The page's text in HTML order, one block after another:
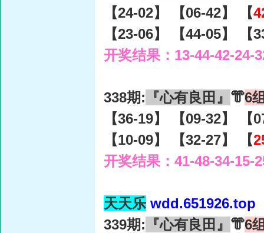
【24-02】 【06-42】 【
【23-06】 【44-05】 【
开奖结果：13-44-42-24-
338期: 『心有良田』 👘6
【36-19】 【09-32】 【
【10-09】 【32-27】 【
开奖结果：41-48-34-15-
天天乐 wdd.651926.top
339期: 『心有良田』 👘6